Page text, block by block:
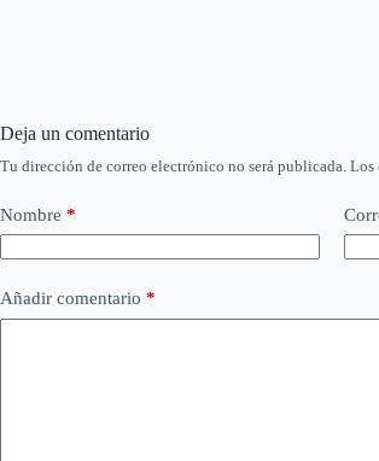
Deja un comentario
Tu dirección de correo electrónico no será publicada. Los
Nombre *
Añadir comentario *